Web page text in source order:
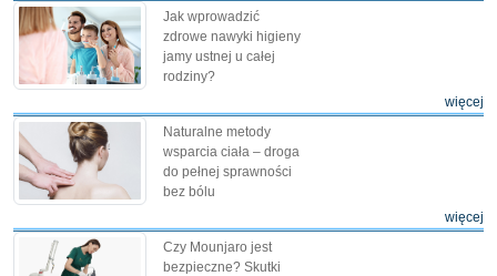
Jak wprowadzić
zdrowe nawyki higieny
jamy ustnej u całej
rodziny?
więcej
Naturalne metody
wsparcia ciała – droga
do pełnej sprawności
bez bólu
więcej
Czy Mounjaro jest
bezpieczne? Skutki